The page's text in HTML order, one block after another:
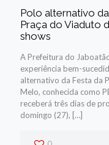
Polo alternativo
Praça do Viaduto
shows
A Prefeitura do
experiência bem-
alternativo da Festa da
Melo, conhecida como
receberá três dias de
domingo (27), […]